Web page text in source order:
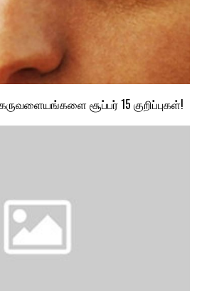
சூப்பர் 15 குறிப்புகள்!